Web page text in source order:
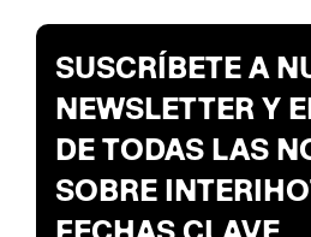
SUSCRÍBETE A
NEWSLETTER Y
DE TODAS LAS
SOBRE